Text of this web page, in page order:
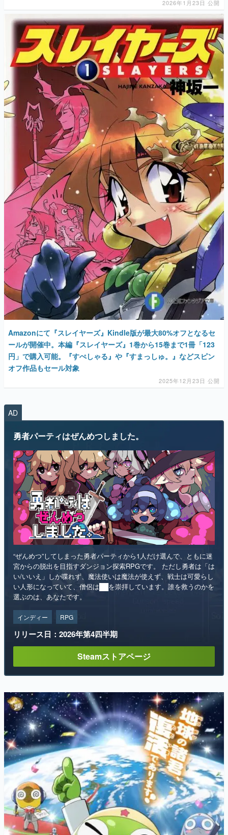
2026年1月23日 公開
Amazonにて『スレイヤーズ』Kindle版が最大80%オフとなるセ
ールが開催中。本編『スレイヤーズ』1巻から15巻まで1冊「123
円」で購入可能。『すぺしゃる』や『すまっしゅ。』などスピン
オフ作品もセール対象
2025年12月23日 公開
AD
勇者パーティはぜんめつしました。
“ぜんめつ”してしまった勇者パーティから1人だけ選んで、ともに迷
宮からの脱出を目指すダンジョン探索RPGです。 ただし勇者は「は
い/いいえ」しか喋れず、魔法使いは魔法が使えず、戦士は可愛らし
い人形になっていて、僧侶は██を崇拝しています。誰を救うのかを
選ぶのは、あなたです。
インディー RPG
リリース日：2026年第4四半期
Steamストアページ